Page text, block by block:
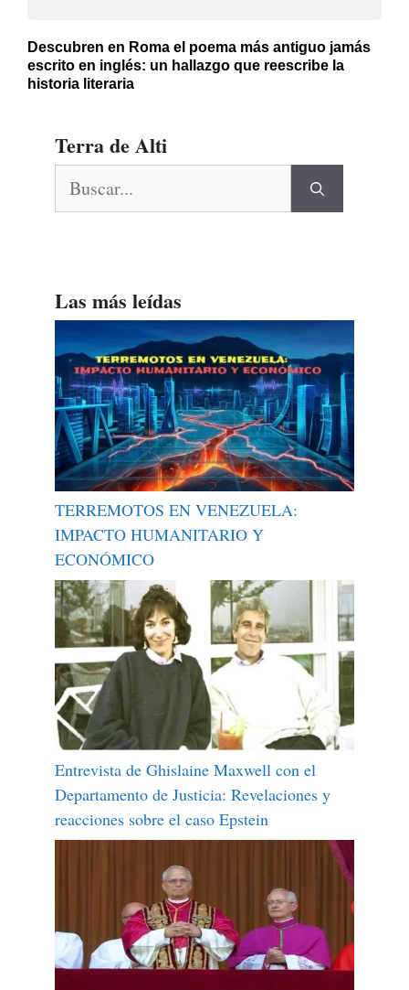
Descubren en Roma el poema más antiguo jamás
escrito en inglés: un hallazgo que reescribe la
historia literaria
Terra de Alti
Las más leídas
TERREMOTOS EN VENEZUELA:
IMPACTO HUMANITARIO Y
ECONÓMICO
Entrevista de Ghislaine Maxwell con el
Departamento de Justicia: Revelaciones y
reacciones sobre el caso Epstein